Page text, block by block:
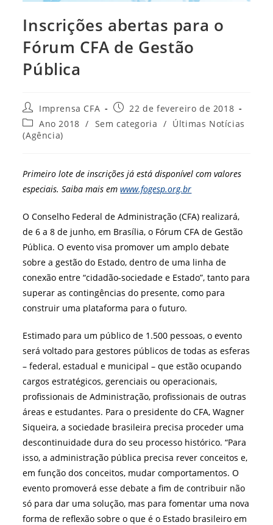
Inscrições abertas para o
Fórum CFA de Gestão
Pública
Autor
do
post:
Imprensa CFA
Post
publicado:
22 de fevereiro de 2018
Categoria
do
Ano 2018 / Sem categoria / Últimas Notícias
(Agência)
Primeiro lote de inscrições já está disponível com valores
especiais. Saiba mais emwww.fogesp.org.br
O Conselho Federal de Administração (CFA) realizará,
de 6 a 8 de junho, em Brasília, o Fórum CFA de Gestão
Pública. O evento visa promover um amplo debate
sobre a gestão do Estado, dentro de uma linha de
conexão entre “cidadão-sociedade e Estado”, tanto para
superar as contingências do presente, como para
construir uma plataforma para o futuro.
Estimado para um público de 1.500 pessoas, o evento
será voltado para gestores públicos de todas as esferas
– federal, estadual e municipal – que estão ocupando
cargos estratégicos, gerenciais ou operacionais,
profissionais de Administração, profissionais de outras
áreas e estudantes. Para o presidente do CFA, Wagner
Siqueira, a sociedade brasileira precisa proceder uma
descontinuidade dura do seu processo histórico. “Para
isso, a administração pública precisa rever conceitos e,
em função dos conceitos, mudar comportamentos. O
evento promoverá esse debate a fim de contribuir não
só para dar uma solução, mas para fomentar uma nova
forma de reflexão sobre o que é o Estado brasileiro em